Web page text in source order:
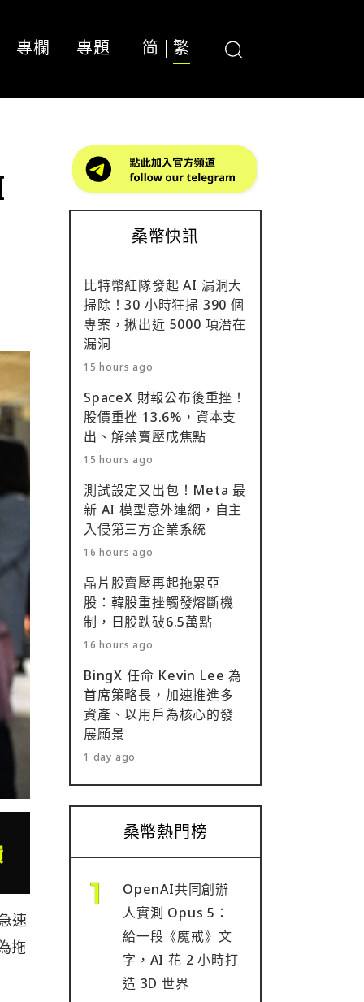
專欄 專題 简 繁
速
拖
桑幣快訊
比特幣紅隊發起 AI 漏洞大
掃除！30 小時狂掃 390 個
專案，揪出近 5000 項潛在
漏洞
15 hours ago
SpaceX 財報公布後重挫！
股價重挫 13.6%，資本支
出、解禁賣壓成焦點
15 hours ago
測試設定又出包！Meta 最
新 AI 模型意外連網，自主
入侵第三方企業系統
16 hours ago
晶片股賣壓再起拖累亞
股：韓股重挫觸發熔斷機
制，日股跌破6.5萬點
16 hours ago
BingX 任命 Kevin Lee 為
首席策略長，加速推進多
資產、以用戶為核心的發
展願景
1 day ago
桑幣熱門榜
OpenAI共同創辦
人實測 Opus 5：
給一段《魔戒》文
字，AI 花 2 小時打
造 3D 世界